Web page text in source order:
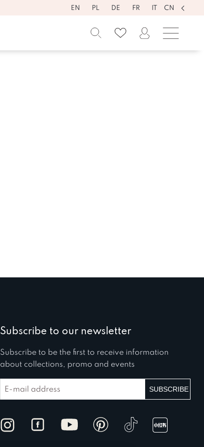
EN PL DE FR CN
Subscribe to our newsletter
Subscribe to be the first to receive information
about collections, promo and events